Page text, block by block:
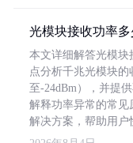
光模块接收功率多
本文详细解答光模
点分析千兆光模块
至-24dBm），并提
解释功率异常的常见
解决方案，帮助用户